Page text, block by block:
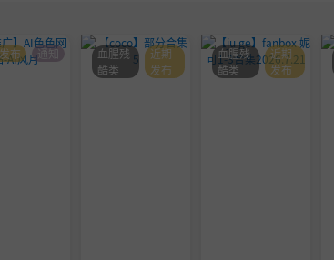
布 通知
血腥残
酷类
近期
发布
血腥残
酷类
近期
发布